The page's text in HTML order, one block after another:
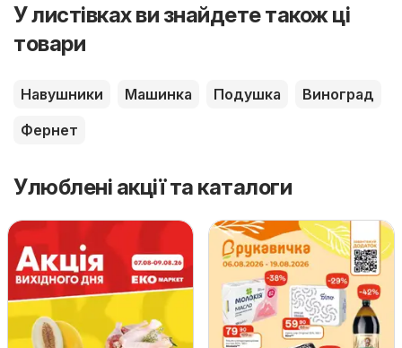
У листівках ви знайдете також ці
товари
Навушники Машинка Подушка
Виноград
Фернет
Улюблені акції та каталоги